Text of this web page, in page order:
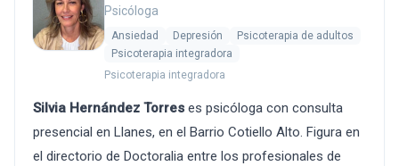
Psicóloga
Ansiedad Depresión
Psicoterapia de adultos
Psicoterapia integradora
Psicoterapia integradora
Silvia Hernández Torres es psicóloga con consulta
presencial en Llanes, en el Barrio Cotiello Alto. Figura en
el directorio de Doctoralia entre los profesionales de